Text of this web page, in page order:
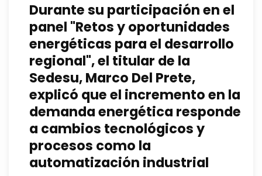
Durante su participación en el
panel "Retos y oportunidades
energéticas para el desarrollo
regional", el titular de la
Sedesu, Marco Del Prete,
explicó que el incremento en la
demanda energética responde
a cambios tecnológicos y
procesos como la
automatización industrial